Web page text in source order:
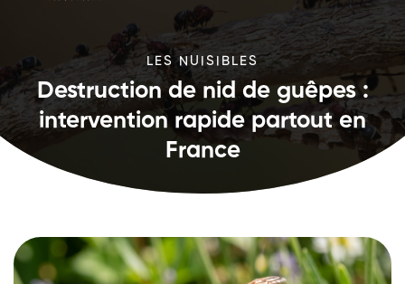
LES NUISIBLES
Destruction de nid de guêpes :
intervention rapide partout en
France